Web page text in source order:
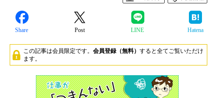
Share Post LINE Hatena
この記事は会員限定です。 会員登録（無料） すると全てご覧いただけ
ます。